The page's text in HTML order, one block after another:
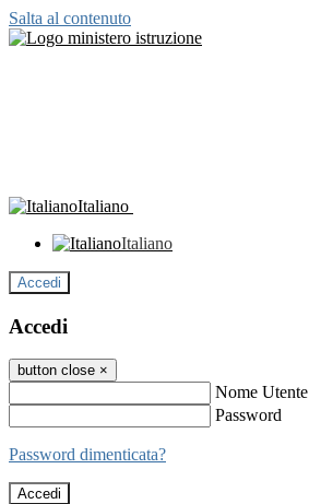
Salta al contenuto
Italiano
Italiano
Accedi
Accedi
button close ×
Nome Utente
Password
Password dimenticata?